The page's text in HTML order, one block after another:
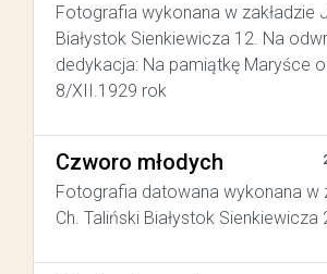
Fotografia wykonana w zakładzie
Białystok Sienkiewicza 12. Na
dedykacja: Na pamiątkę Maryśce
8/XII.1929 rok
Czworo młodych
Fotografia datowana wykonana w
Ch. Taliński Białystok Sienkiewicza